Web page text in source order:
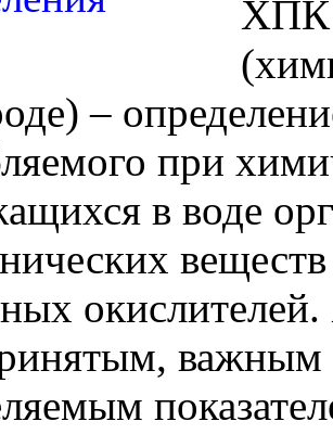
ХПК
–
при
в воде
важным